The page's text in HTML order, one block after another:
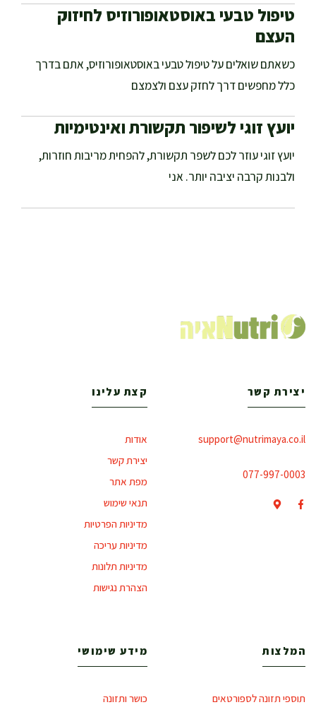
טיפול טבעי באוסטאופורוזיס לחיזוק
העצם
כשאתם שואלים על טיפול טבעי באוסטאופורוזיס, אתם בדרך
כלל מחפשים דרך לחזק עצם ולצמצם
יועץ זוגי לשיפור תקשורת ואינטימיות
יועץ זוגי עוזר לכם לשפר תקשורת, להפחית מריבות חוזרות,
ולבנות קרבה יציבה יותר. אני
יצירת קשר
support@nutrimaya.co.il
077-997-0003
קצת עלינו
אודות
יצירת קשר
מפת אתר
תנאי שימוש
מדיניות הפרטיות
מדיניות עריכה
מדיניות תלונות
הצהרת נגישות
המלצות
תוספי תזונה לספורטאים
מידע שימושי
כושר ותזונה